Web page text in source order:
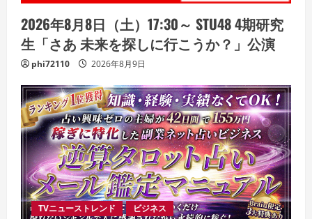
2026年8月8日（土）17:30～ STU48 4期研究
生「さあ 未来を探しに行こうか？」公演
phi72110 2026年8月9日
TVニューストレンド ビジネス